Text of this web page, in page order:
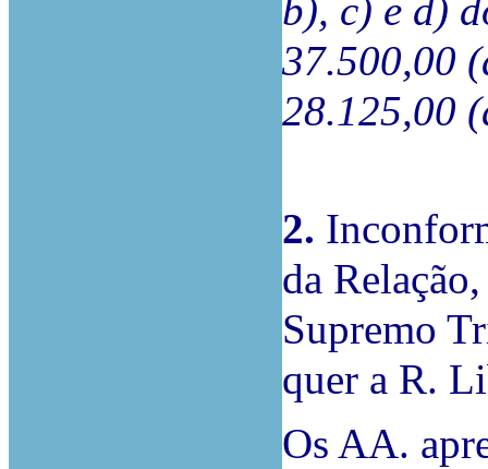
b), c) e d)
37.500,00
28.125,00
2.
da
Supremo
quer a R.
Os AA.